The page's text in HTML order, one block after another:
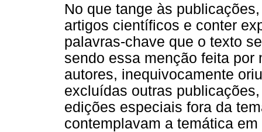
No que tange às
artigos científicos e conter
palavras-chave que o texto
sendo essa menção feita
autores, inequivocamente
excluídas outras
edições especiais fora da
contemplavam a temática